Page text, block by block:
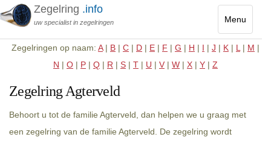
Menu
Toggle
Zegelring .info
uw specialist in zegelringen
Zegelringen op naam: A| B | C | D | E | F | G | H | I | J | K | L | M |
N | O | P | Q | R | S | T | U | V | W | X | Y | Z
Zegelring Agterveld
Behoort u tot de familie Agterveld, dan helpen we u graag met
een zegelring van de familie Agterveld. De zegelring wordt